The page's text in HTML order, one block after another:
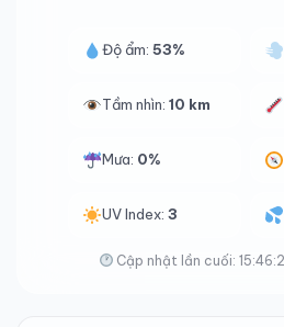
Độ ẩm: 53%
Tầm nhìn: 10 km
Mưa: 0%
UV Index: 3
Cập nhật lần cuối: